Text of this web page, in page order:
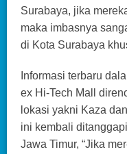
Surabaya, jika
maka imbasnya
di Kota Surabaya
Informasi terbaru
ex Hi-Tech Mall
lokasi yakni Kaza
ini kembali
Jawa Timur, “Jika